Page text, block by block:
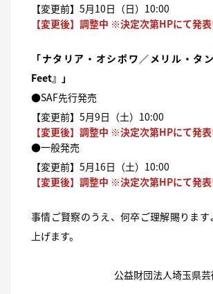
【変更前】5月10日（日）10:00
【変更後】調整中 ※決定次第HPにて発
「ナタリア・オシポワ／メリル・タ
Feet』」
●SAF先行発売
【変更前】5月9日（土）10:00
【変更後】調整中 ※決定次第HPにて発
●一般発売
【変更前】5月16日（土）10:00
【変更後】調整中 ※決定次第HPにて発
事情ご賢察のうえ、何卒ご理解賜ります
上げます。
公益財団法人埼玉県